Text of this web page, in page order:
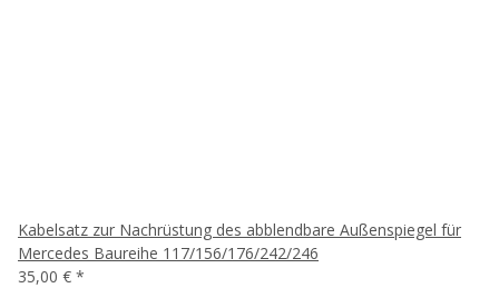
Kabelsatz zur Nachrüstung des abblendbare Außenspiegel für
Mercedes Baureihe 117/156/176/242/246
35,00 € *